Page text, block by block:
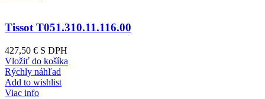
Tissot T051.310.11.116.00
427,50 € S DPH
Vložiť do košíka
Rýchly náhľad
Add to wishlist
Viac info